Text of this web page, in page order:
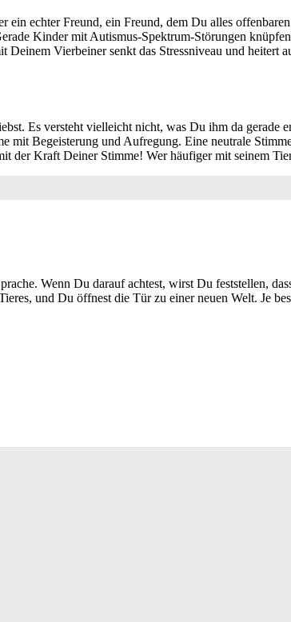
echter Freund, ein Freund, dem Du alles
Kinder mit Autismus-Spektrum-Störungen
Vierbeiner senkt das Stressniveau und heitert
Es versteht vielleicht nicht, was Du ihm da gerade
mit Begeisterung und Aufregung. Eine neutrale
der Kraft Deiner Stimme! Wer häufiger mit seinem
Wenn Du darauf achtest, wirst Du feststellen,
und Du öffnest die Tür zu einer neuen Welt. Je